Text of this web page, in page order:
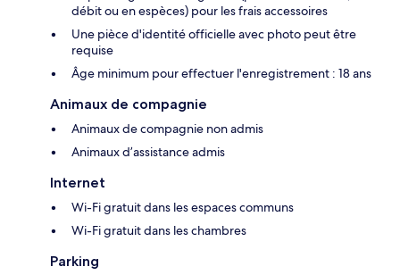
débit ou en espèces) pour les frais accessoires
Une pièce d'identité officielle avec photo peut être
requise
Âge minimum pour effectuer l'enregistrement : 18 ans
Animaux de compagnie
Animaux de compagnie non admis
Animaux d’assistance admis
Internet
Wi-Fi gratuit dans les espaces communs
Wi-Fi gratuit dans les chambres
Parking